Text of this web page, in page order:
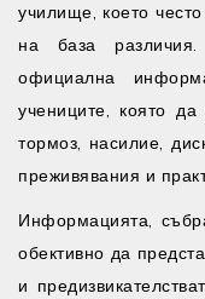
училище, което
на база
официална
учениците, която
тормоз, насилие,
преживявания и
Информацията,
обективно да
и